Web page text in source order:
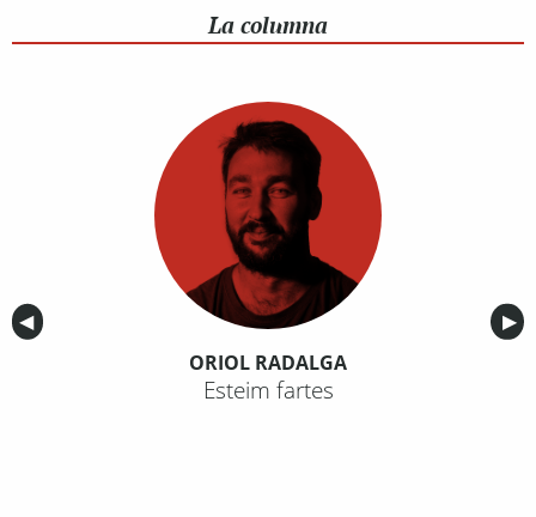
La columna
Anterior
◀︎ ▶︎
ORIOL RADALGA
Esteim fartes